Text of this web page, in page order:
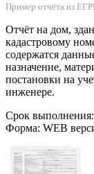
Пример отчёта из
Отчёт на дом,
кадастровому
содержатся
назначение,
постановки на
инженере.
Срок
Форма: WEB